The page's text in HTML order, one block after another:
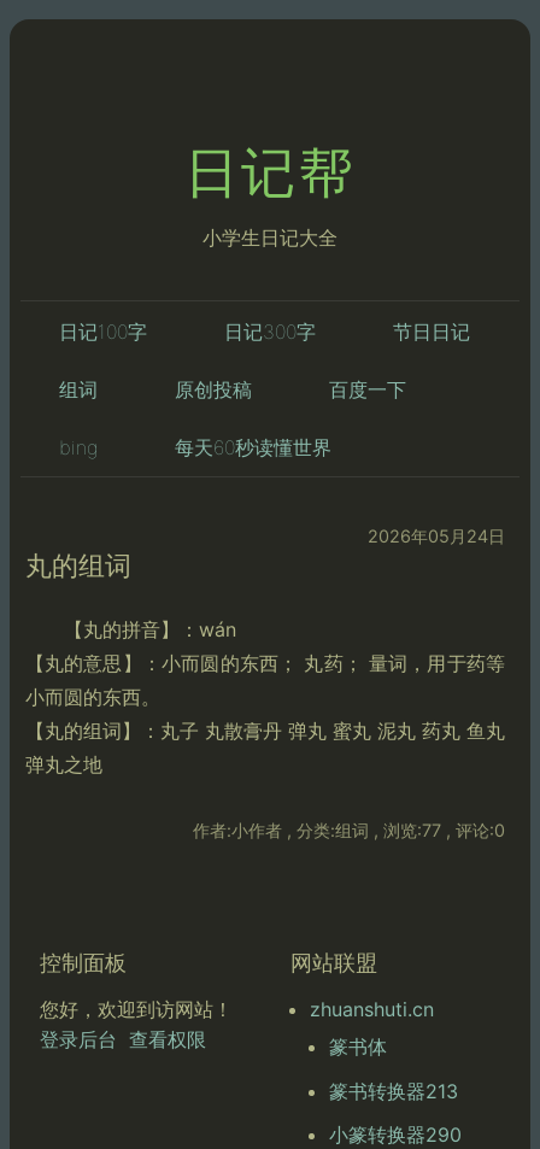
日记帮
小学生日记大全
日记100字 日记300字 节日日记
组词 原创投稿 百度一下
bing 每天60秒读懂世界
2026年05月24日
丸的组词
【丸的拼音】：wán
【丸的意思】：小而圆的东西； 丸药； 量词，用于药等
小而圆的东西。
【丸的组词】：丸子 丸散膏丹 弹丸 蜜丸 泥丸 药丸 鱼丸
弹丸之地
作者:小作者 , 分类:组词 , 浏览:77 , 评论:0
控制面板
您好，欢迎到访网站！
登录后台 查看权限
网站联盟
zhuanshuti.cn
篆书体
篆书转换器213
小篆转换器290